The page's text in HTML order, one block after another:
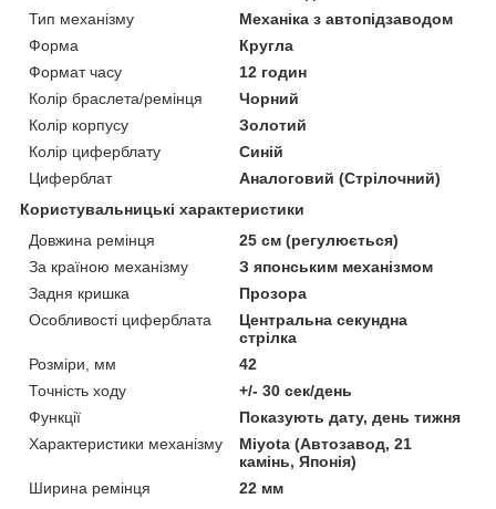
Тип механізму
Механіка з автопідзаводом
Форма
Кругла
Формат часу
12 годин
Колір браслета/ремінця
Чорний
Колір корпусу
Золотий
Колір циферблату
Синій
Циферблат
Аналоговий (Стрілочний)
Користувальницькі характеристики
Довжина ремінця
25 см (регулюється)
За країною механізму
З японським механізмом
Задня кришка
Прозора
Особливості циферблата
Центральна секундна
стрілка
Розміри, мм
42
Точність ходу
+/- 30 сек/день
Функції
Показують дату, день тижня
Характеристики механізму
Miyota (Автозавод, 21
камінь, Японія)
Ширина ремінця
22 мм